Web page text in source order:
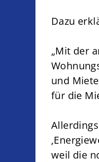
Dazu
„Mit der
und
für die
weil die